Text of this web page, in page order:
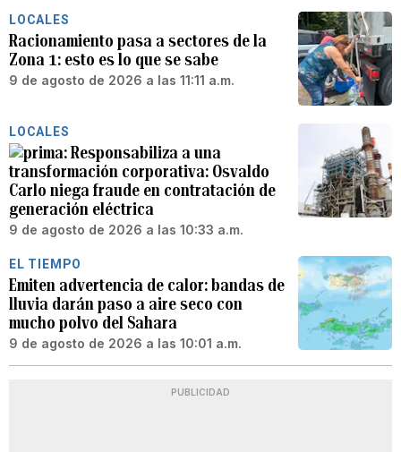
LOCALES
Racionamiento pasa a sectores de la
Zona 1: esto es lo que se sabe
9 de agosto de 2026 a las 11:11 a.m.
LOCALES
Responsabiliza a una
transformación corporativa: Osvaldo
Carlo niega fraude en contratación de
generación eléctrica
9 de agosto de 2026 a las 10:33 a.m.
EL TIEMPO
Emiten advertencia de calor: bandas de
lluvia darán paso a aire seco con
mucho polvo del Sahara
9 de agosto de 2026 a las 10:01 a.m.
PUBLICIDAD